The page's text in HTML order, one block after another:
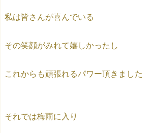
私は皆さんが喜んでいる
その笑顔がみれて嬉しかったし
これからも頑張れるパワー頂きました
それでは梅雨に入り